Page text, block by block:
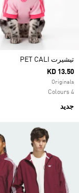
تيشيرت PET CALI
KD 13.50
Originals
4 Colours
جديد